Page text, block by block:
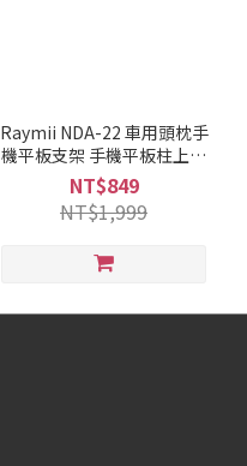
Raymii NDA-22 車用頭枕手
機平板支架 手機平板柱上懸
掛支架
NT$849
NT$1,999